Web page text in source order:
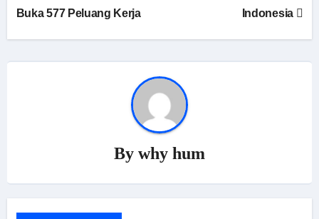
Buka 577 Peluang Kerja
Indonesia
By why hum